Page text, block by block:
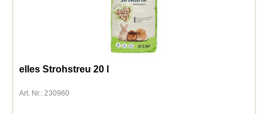
elles Strohstreu 20 l
Art. Nr.: 230960